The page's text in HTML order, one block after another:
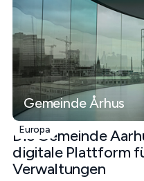
Gemeinde Århus
Europa
Die Gemeinde
digitale Plattform
Verwaltungen